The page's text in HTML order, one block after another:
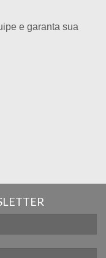
e garanta sua